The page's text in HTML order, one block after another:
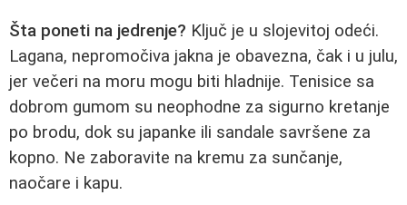
Šta poneti na jedrenje? Ključ je u slojevitoj odeći.
Lagana, nepromočiva jakna je obavezna, čak i u julu,
jer večeri na moru mogu biti hladnije. Tenisice sa
dobrom gumom su neophodne za sigurno kretanje
po brodu, dok su japanke ili sandale savršene za
kopno. Ne zaboravite na kremu za sunčanje,
naočare i kapu.